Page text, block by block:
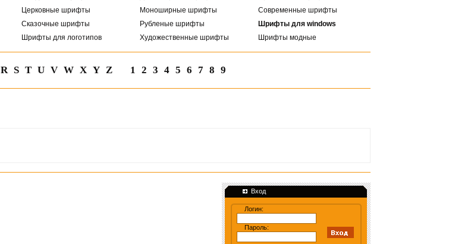
Церковные шрифты
Сказочные шрифты
Шрифты для логотипов
Моноширные шрифты
Рубленые шрифты
Художественные шрифты
Современные шрифты
Шрифты для windows
Шрифты модные
R S T U V W X Y Z 1 2 3 4 5 6 7 8 9
Вход
Логин:
Пароль: